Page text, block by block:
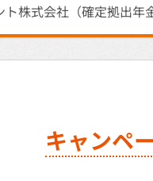
株式会社（確定拠出年
キャンペ